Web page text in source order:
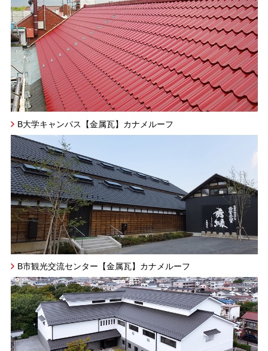
B大学キャンパス【金属瓦】カナメルーフ
B市観光交流センター【金属瓦】カナメルーフ